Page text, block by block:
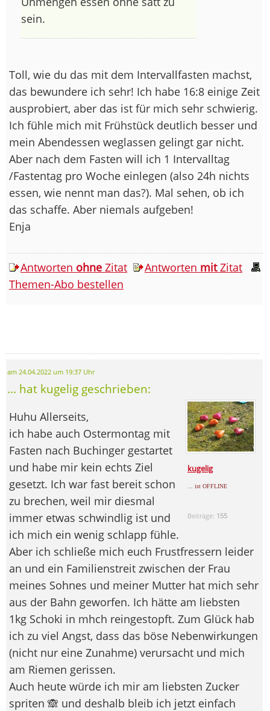
sein.
Toll, wie du das mit dem Intervallfasten machst,
das bewundere ich sehr! Ich habe 16:8 einige Zeit
ausprobiert, aber das ist für mich sehr schwierig.
Ich fühle mich mit Frühstück deutlich besser und
mein Abendessen weglassen gelingt gar nicht.
Aber nach dem Fasten will ich 1 Intervalltag
/Fastentag pro Woche einlegen (also 24h nichts
essen, wie nennt man das?). Mal sehen, ob ich
das schaffe. Aber niemals aufgeben!
Enja
Antworten ohne Zitat Antworten mitZitat
Themen-Abo bestellen
am 24.04.2022 um 19:37 Uhr
... hat kugelig geschrieben:
kugelig
... ist OFFLINE
Beiträge: 155
Huhu Allerseits,
ich habe auch Ostermontag mit
Fasten nach Buchinger gestartet
und habe mir kein echts Ziel
gesetzt. Ich war fast bereit schon
zu brechen, weil mir diesmal
immer etwas schwindlig ist und
ich mich ein wenig schlapp fühle.
Aber ich schließe mich euch Frustfressern leider
an und ein Familienstreit zwischen der Frau
meines Sohnes und meiner Mutter hat mich sehr
aus der Bahn geworfen. Ich hätte am liebsten
1kg Schoki in mhch reingestopft. Zum Glück hab
ich zu viel Angst, dass das böse Nebenwirkungen
(nicht nur eine Zunahme) verursacht und mich
am Riemen gerissen.
Auch heute würde ich mir am liebsten Zucker
spriten 🙈 und deshalb bleib ich jetzt einfach